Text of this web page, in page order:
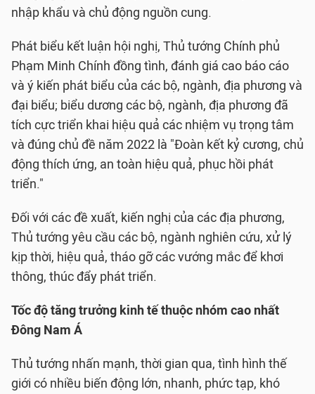
nhập khẩu và chủ động nguồn cung.
Phát biểu kết luận hội nghị, Thủ tướng Chính phủ
Phạm Minh Chính đồng tình, đánh giá cao báo cáo
và ý kiến phát biểu của các bộ, ngành, địa phương và
đại biểu; biểu dương các bộ, ngành, địa phương đã
tích cực triển khai hiệu quả các nhiệm vụ trọng tâm
và đúng chủ đề năm 2022 là "Đoàn kết kỷ cương, chủ
động thích ứng, an toàn hiệu quả, phục hồi phát
triển."
Đối với các đề xuất, kiến nghị của các địa phương,
Thủ tướng yêu cầu các bộ, ngành nghiên cứu, xử lý
kịp thời, hiệu quả, tháo gỡ các vướng mắc để khơi
thông, thúc đẩy phát triển.
Tốc độ tăng trưởng kinh tế thuộc nhóm cao nhất
Đông Nam Á
Thủ tướng nhấn mạnh, thời gian qua, tình hình thế
giới có nhiều biến động lớn, nhanh, phức tạp, khó